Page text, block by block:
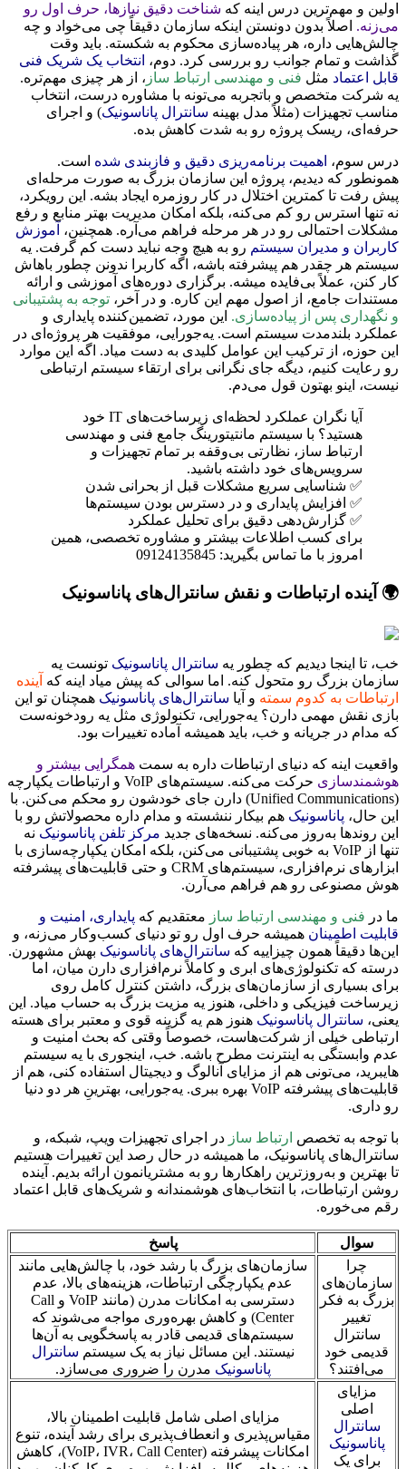
اولین و مهم‌ترین درس اینه که شناخت دقیق نیازها، حرف اول رو
می‌زنه. اصلاً بدون دونستن اینکه سازمان دقیقاً چی می‌خواد و چه
چالش‌هایی داره، هر پیاده‌سازی محکوم به شکسته. باید وقت
گذاشت و تمام جوانب رو بررسی کرد. دوم، انتخاب یک شریک فنی
قابل اعتماد مثل فنی و مهندسی ارتباط ساز ، از هر چیزی مهم‌تره.
یه شرکت متخصص و باتجربه می‌تونه با مشاوره درست، انتخاب
مناسب تجهیزات (مثلاً مدل بهینه سانترال پاناسونیک) و اجرای
حرفه‌ای، ریسک پروژه رو به شدت کاهش بده.
درس سوم، اهمیت برنامه‌ریزی دقیق و فازبندی شده است.
همونطور که دیدیم، پروژه این سازمان بزرگ به صورت مرحله‌ای
پیش رفت تا کمترین اختلال در کار روزمره ایجاد بشه. این رویکرد،
نه تنها استرس رو کم می‌کنه، بلکه امکان مدیریت بهتر منابع و رفع
مشکلات احتمالی رو در هر مرحله فراهم می‌آره. همچنین، آموزش
کاربران و مدیران سیستم رو به هیچ وجه نباید دست کم گرفت. یه
سیستم هر چقدر هم پیشرفته باشه، اگه کاربرا ندونن چطور باهاش
کار کنن، عملاً بی‌فایده میشه. برگزاری دوره‌های آموزشی و ارائه
مستندات جامع، از اصول مهم این کاره. و در آخر، توجه به پشتیبانی
و نگهداری پس از پیاده‌سازی. این مورد، تضمین‌کننده پایداری و
عملکرد بلندمدت سیستم است. یه‌جورایی، موفقیت هر پروژه‌ای در
این حوزه، از ترکیب این عوامل کلیدی به دست میاد. اگه این موارد
رو رعایت کنیم، دیگه جای نگرانی برای ارتقاء سیستم ارتباطی
نیست، اینو بهتون قول می‌دم.
آیا نگران عملکرد لحظه‌ای زیرساخت‌های IT خود
هستید؟ با سیستم مانتیتورینگ جامع فنی و مهندسی
ارتباط ساز، نظارتی بی‌وقفه بر تمام تجهیزات و
سرویس‌های خود داشته باشید.
✅ شناسایی سریع مشکلات قبل از بحرانی شدن
✅ افزایش پایداری و در دسترس بودن سیستم‌ها
✅ گزارش‌دهی دقیق برای تحلیل عملکرد
برای کسب اطلاعات بیشتر و مشاوره تخصصی، همین
امروز با ما تماس بگیرید: 09124135845
🌍 آینده ارتباطات و نقش سانترال‌های پاناسونیک
خب، تا اینجا دیدیم که چطور یه سانترال پاناسونیک تونست یه
سازمان بزرگ رو متحول کنه. اما سوالی که پیش میاد اینه که آینده
ارتباطات به کدوم سمته و آیا سانترال‌های پاناسونیک همچنان تو این
بازی نقش مهمی دارن؟ یه‌جورایی، تکنولوژی مثل یه رودخونه‌ست
که مدام در جریانه و خب، باید همیشه آماده تغییرات بود.
واقعیت اینه که دنیای ارتباطات داره به سمت همگرایی بیشتر و
هوشمندسازی
حرکت می‌کنه. سیستم‌های VoIP و ارتباطات یکپارچه
(Unified Communications) دارن جای خودشون رو محکم می‌کنن. با
این حال، پاناسونیک هم بیکار ننشسته و مدام داره محصولاتش رو با
این روندها به‌روز می‌کنه. نسخه‌های جدید مرکز تلفن پاناسونیک نه
تنها از VoIP به خوبی پشتیبانی می‌کنن، بلکه امکان یکپارچه‌سازی با
ابزارهای نرم‌افزاری، سیستم‌های CRM و حتی قابلیت‌های پیشرفته
هوش مصنوعی رو هم فراهم می‌آرن.
ما در فنی و مهندسی ارتباط ساز معتقدیم که پایداری، امنیت و
قابلیت اطمینان همیشه حرف اول رو تو دنیای کسب‌وکار می‌زنه، و
این‌ها دقیقاً همون چیزاییه که سانترال‌های پاناسونیک بهش مشهورن.
درسته که تکنولوژی‌های ابری و کاملاً نرم‌افزاری دارن میان، اما
برای بسیاری از سازمان‌های بزرگ، داشتن کنترل کامل روی
زیرساخت فیزیکی و داخلی، هنوز یه مزیت بزرگ به حساب میاد. این
یعنی، سانترال پاناسونیک هنوز هم یه گزینه قوی و معتبر برای هسته
ارتباطی خیلی از شرکت‌هاست، خصوصاً وقتی که بحث امنیت و
عدم وابستگی به اینترنت مطرح باشه. خب، اینجوری با یه سیستم
هایبرید، می‌تونی هم از مزایای آنالوگ و دیجیتال استفاده کنی، هم از
قابلیت‌های پیشرفته VoIP بهره ببری. یه‌جورایی، بهترینِ هر دو دنیا
رو داری.
با توجه به تخصص ارتباط ساز در اجرای تجهیزات ویپ، شبکه، و
سانترال‌های پاناسونیک، ما همیشه در حال رصد این تغییرات هستیم
تا بهترین و به‌روزترین راهکارها رو به مشتریانمون ارائه بدیم. آینده
روشن ارتباطات، با انتخاب‌های هوشمندانه و شریک‌های قابل اعتماد
رقم می‌خوره.
سوال
پاسخ
چرا
سازمان‌های
بزرگ به فکر
تغییر
سانترال
قدیمی خود
می‌افتند؟
سازمان‌های بزرگ با رشد خود، با چالش‌هایی مانند
عدم یکپارچگی ارتباطات، هزینه‌های بالا، عدم
دسترسی به امکانات مدرن (مانند VoIP و Call
Center) و کاهش بهره‌وری مواجه می‌شوند که
سیستم‌های قدیمی قادر به پاسخگویی به آن‌ها
نیستند. این مسائل نیاز به یک سیستم سانترال
پاناسونیک مدرن را ضروری می‌سازد.
مزایای
اصلی
سانترال
پاناسونیک
برای یک
مزایای اصلی شامل قابلیت اطمینان بالا،
مقیاس‌پذیری و انعطاف‌پذیری برای رشد آینده، تنوع
امکانات پیشرفته (VoIP، IVR، Call Center)، کاهش